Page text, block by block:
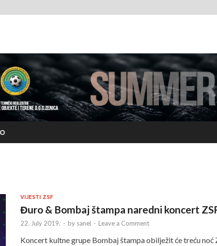
VIJESTI ZSF
Đuro & Bombaj štampa naredni koncert
22. July 2019. - by sanel - Leave a Comment
Koncert kultne grupe Bombaj štampa obilježit će treću noć